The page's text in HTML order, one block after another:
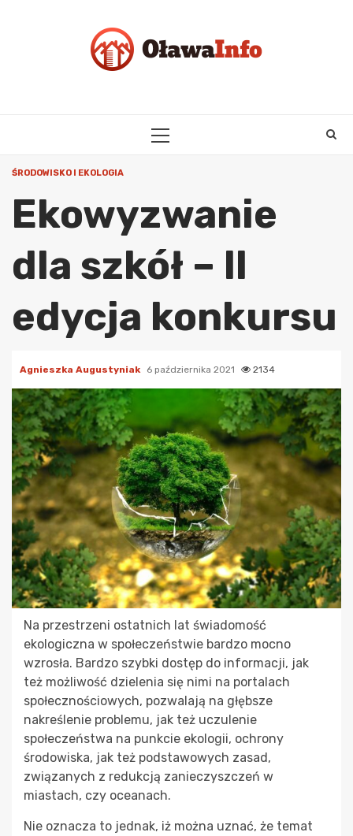
PRIMARY
ŚRODOWISKO I EKOLOGIA
Ekowyzwanie
dla szkół – II
edycja konkursu
Agnieszka Augustyniak 6 października 2021 2134
Na przestrzeni ostatnich lat świadomość
ekologiczna w społeczeństwie bardzo mocno
wzrosła. Bardzo szybki dostęp do informacji, jak
też możliwość dzielenia się nimi na portalach
społecznościowych, pozwalają na głębsze
nakreślenie problemu, jak też uczulenie
społeczeństwa na punkcie ekologii, ochrony
środowiska, jak też podstawowych zasad,
związanych z redukcją zanieczyszczeń w
miastach, czy oceanach.
Nie oznacza to jednak, iż można uznać, że temat